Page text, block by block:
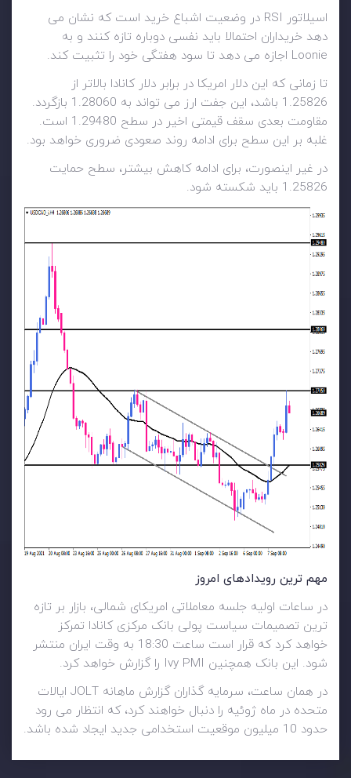
اسیلاتور RSI در وضعیت اشباع خرید است که نشان می
دهد خریداران احتمالا باید نفسی دوباره تازه کنند و به
Loonie اجازه می دهد تا سود هفتگی خود را تثبیت کند.
تا زمانی که این دلار امریکا در برابر دلار کانادا بالاتر از
1.25826 باشد، این جفت ارز می تواند به 1.28060 بازگردد.
مقاومت بعدی سقف قیمتی اخیر در سطح 1.29480 است.
غلبه بر این سطح برای ادامه روند صعودی ضروری خواهد بود.
در غیر اینصورت، برای ادامه کاهش بیشتر، سطح حمایت
1.25826 باید شکسته شود.
مهم ترین رویدادهای امروز
در ساعات اولیه جلسه معاملاتی امریکای شمالی، بازار بر تازه
ترین تصمیمات سیاست پولی بانک مرکزی کانادا تمرکز
خواهد کرد که قرار است ساعت 18:30 به وقت ایران منتشر
شود. این بانک همچنین Ivy PMI را گزارش خواهد کرد.
در همان ساعت، سرمایه گذاران گزارش ماهانه JOLT ایالات
متحده در ماه ژوئیه را دنبال خواهند کرد، که انتظار می رود
حدود 10 میلیون موقعیت استخدامی جدید ایجاد شده باشد.